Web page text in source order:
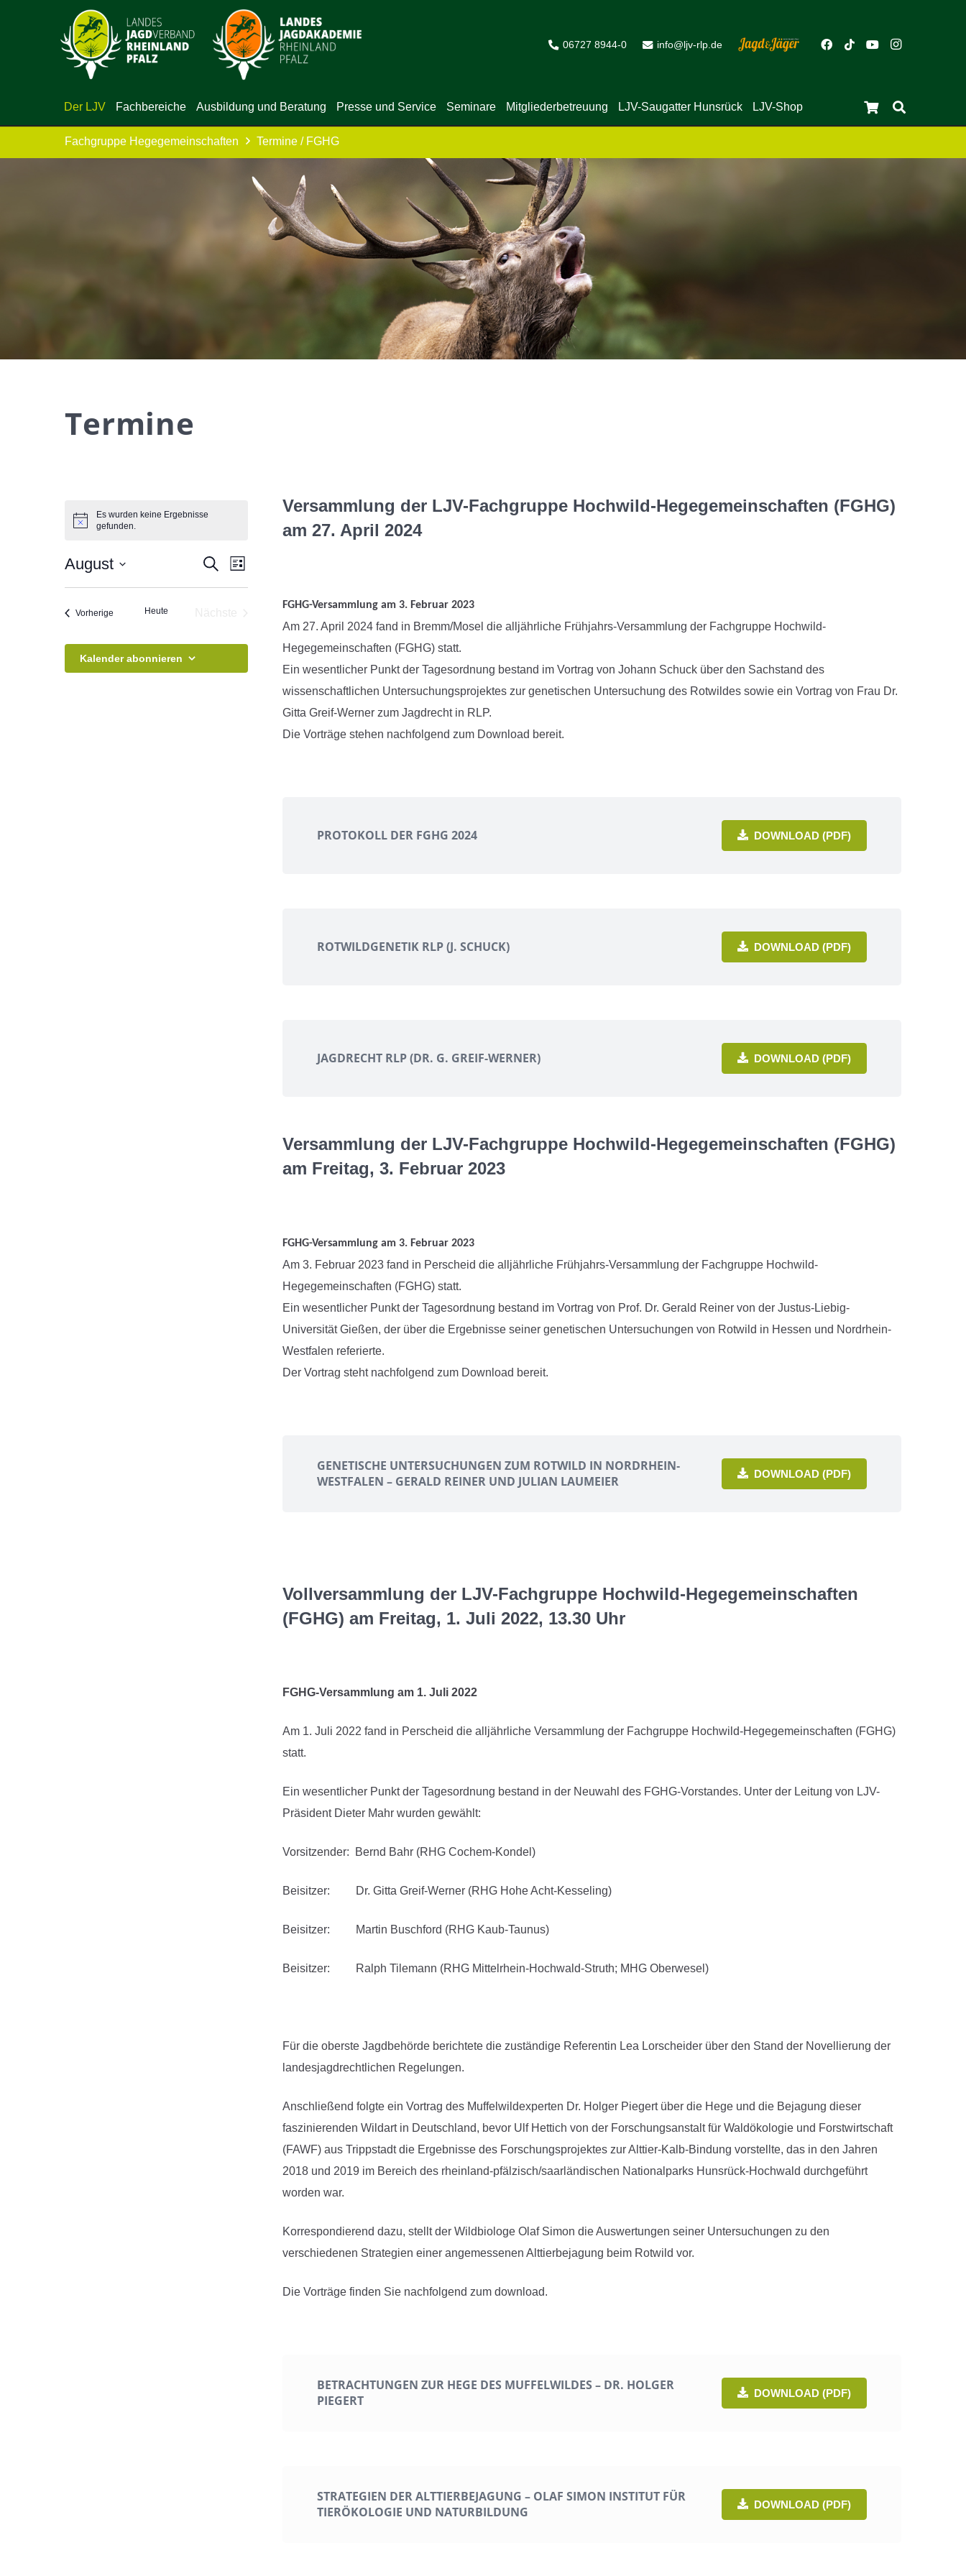
06727 8944-0 info@ljv-rlp.de
Der LJV Fachbereiche Ausbildung und Beratung Presse und Service Seminare Mitgliederbetreuung LJV-Saugatter Hunsrück LJV-Shop
Fachgruppe Hegegemeinschaften Termine / FGHG
Termine
Es wurden keine Ergebnisse
gefunden.
Veranstaltungen
Ansichten,
Navigation
SucheVeranstaltung
Ansichten-
Navigation
Liste
August
Datum
wählen.
Vorherige Veranstaltungen
Heute
Veranstaltungen
Kalender abonnieren
Versammlung der LJV-Fachgruppe Hochwild-Hegegemeinschaften (FGHG)
am 27. April 2024
FGHG-Versammlung am 3. Februar 2023
Am 27. April 2024 fand in Bremm/Mosel die alljährliche Frühjahrs-Versammlung der Fachgruppe Hochwild-
Hegegemeinschaften (FGHG) statt.
Ein wesentlicher Punkt der Tagesordnung bestand im Vortrag von Johann Schuck über den Sachstand des
wissenschaftlichen Untersuchungsprojektes zur genetischen Untersuchung des Rotwildes sowie ein Vortrag von Frau Dr.
Gitta Greif-Werner zum Jagdrecht in RLP.
Die Vorträge stehen nachfolgend zum Download bereit.
PROTOKOLL DER FGHG 2024 DOWNLOAD (PDF)
ROTWILDGENETIK RLP (J. SCHUCK) DOWNLOAD (PDF)
JAGDRECHT RLP (DR. G. GREIF-WERNER) DOWNLOAD (PDF)
Versammlung der LJV-Fachgruppe Hochwild-Hegegemeinschaften (FGHG)
am Freitag, 3. Februar 2023
FGHG-Versammlung am 3. Februar 2023
Am 3. Februar 2023 fand in Perscheid die alljährliche Frühjahrs-Versammlung der Fachgruppe Hochwild-
Hegegemeinschaften (FGHG) statt.
Ein wesentlicher Punkt der Tagesordnung bestand im Vortrag von Prof. Dr. Gerald Reiner von der Justus-Liebig-
Universität Gießen, der über die Ergebnisse seiner genetischen Untersuchungen von Rotwild in Hessen und Nordrhein-
Westfalen referierte.
Der Vortrag steht nachfolgend zum Download bereit.
GENETISCHE UNTERSUCHUNGEN ZUM ROTWILD IN NORDRHEIN‐
WESTFALEN – GERALD REINER UND JULIAN LAUMEIER
DOWNLOAD (PDF)
Vollversammlung der LJV-Fachgruppe Hochwild-Hegegemeinschaften
(FGHG) am Freitag, 1. Juli 2022, 13.30 Uhr
FGHG-Versammlung am 1. Juli 2022
Am 1. Juli 2022 fand in Perscheid die alljährliche Versammlung der Fachgruppe Hochwild-Hegegemeinschaften (FGHG)
statt.
Ein wesentlicher Punkt der Tagesordnung bestand in der Neuwahl des FGHG-Vorstandes. Unter der Leitung von LJV-
Präsident Dieter Mahr wurden gewählt:
Vorsitzender: Bernd Bahr (RHG Cochem-Kondel)
Beisitzer: Dr. Gitta Greif-Werner (RHG Hohe Acht-Kesseling)
Beisitzer: Martin Buschford (RHG Kaub-Taunus)
Beisitzer: Ralph Tilemann (RHG Mittelrhein-Hochwald-Struth; MHG Oberwesel)
Für die oberste Jagdbehörde berichtete die zuständige Referentin Lea Lorscheider über den Stand der Novellierung der
landesjagdrechtlichen Regelungen.
Anschließend folgte ein Vortrag des Muffelwildexperten Dr. Holger Piegert über die Hege und die Bejagung dieser
faszinierenden Wildart in Deutschland, bevor Ulf Hettich von der Forschungsanstalt für Waldökologie und Forstwirtschaft
(FAWF) aus Trippstadt die Ergebnisse des Forschungsprojektes zur Alttier-Kalb-Bindung vorstellte, das in den Jahren
2018 und 2019 im Bereich des rheinland-pfälzisch/saarländischen Nationalparks Hunsrück-Hochwald durchgeführt
worden war.
Korrespondierend dazu, stellt der Wildbiologe Olaf Simon die Auswertungen seiner Untersuchungen zu den
verschiedenen Strategien einer angemessenen Alttierbejagung beim Rotwild vor.
Die Vorträge finden Sie nachfolgend zum download.
BETRACHTUNGEN ZUR HEGE DES MUFFELWILDES – DR. HOLGER
PIEGERT
DOWNLOAD (PDF)
STRATEGIEN DER ALTTIERBEJAGUNG – OLAF SIMON INSTITUT FÜR
TIERÖKOLOGIE UND NATURBILDUNG
DOWNLOAD (PDF)